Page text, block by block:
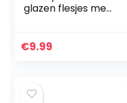
glazen flesjes met
olie, specerijen,
€9.99